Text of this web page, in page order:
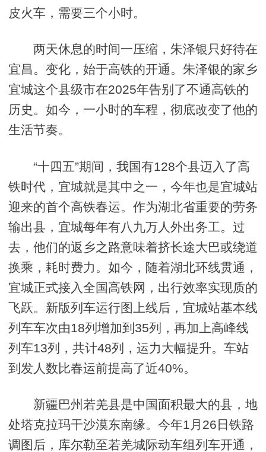
皮火车，需要三个小时。
两天休息的时间一压缩，朱泽银只好待在
宜昌。变化，始于高铁的开通。朱泽银的家乡
宜城这个县级市在2025年告别了不通高铁的
历史。如今，一小时的车程，彻底改变了他的
生活节奏。
“十四五”期间，我国有128个县迈入了高
铁时代，宜城就是其中之一，今年也是宜城站
迎来的首个高铁春运。作为湖北省重要的劳务
输出县，宜城每年有八九万人外出务工。过
去，他们的返乡之路意味着挤长途大巴或绕道
换乘，耗时费力。如今，随着湖北环线贯通，
宜城正式接入全国高铁网，出行效率实现质的
飞跃。新版列车运行图上线后，宜城站基本线
列车车次由18列增加到35列，再加上高峰线
列车13列，共计48列，运力大幅提升。车站
到发人数比春运前提高了近40%。
新疆巴州若羌县是中国面积最大的县，地
处塔克拉玛干沙漠东南缘。今年1月26日铁路
调图后，库尔勒至若羌城际动车组列车开通，